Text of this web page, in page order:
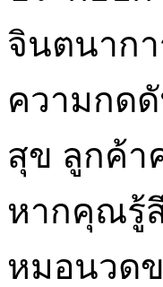
จินตนากา
ความกด
สุข ลูกค้า
หากคุณรู้
หมอนวด